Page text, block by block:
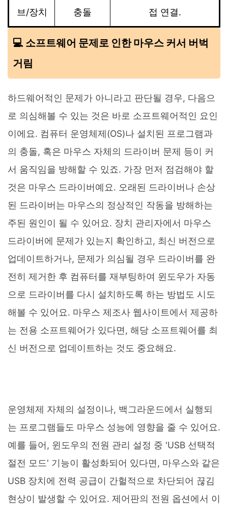
브/장치
충돌
접 연결.
💻 소프트웨어 문제로 인한 마우스 커서 버벅
거림
하드웨어적인 문제가 아니라고 판단될 경우, 다음으
로 의심해볼 수 있는 것은 바로 소프트웨어적인 요인
이에요. 컴퓨터 운영체제(OS)나 설치된 프로그램과
의 충돌, 혹은 마우스 자체의 드라이버 문제 등이 커
서 움직임을 방해할 수 있죠. 가장 먼저 점검해야 할
것은 마우스 드라이버예요. 오래된 드라이버나 손상
된 드라이버는 마우스의 정상적인 작동을 방해하는
주된 원인이 될 수 있어요. 장치 관리자에서 마우스
드라이버에 문제가 있는지 확인하고, 최신 버전으로
업데이트하거나, 문제가 의심될 경우 드라이버를 완
전히 제거한 후 컴퓨터를 재부팅하여 윈도우가 자동
으로 드라이버를 다시 설치하도록 하는 방법도 시도
해볼 수 있어요. 마우스 제조사 웹사이트에서 제공하
는 전용 소프트웨어가 있다면, 해당 소프트웨어를 최
신 버전으로 업데이트하는 것도 중요해요.
운영체제 자체의 설정이나, 백그라운드에서 실행되
는 프로그램들도 마우스 성능에 영향을 줄 수 있어요.
예를 들어, 윈도우의 전원 관리 설정 중 'USB 선택적
절전 모드' 기능이 활성화되어 있다면, 마우스와 같은
USB 장치에 전력 공급이 간헐적으로 차단되어 끊김
현상이 발생할 수 있어요. 제어판의 전원 옵션에서 이